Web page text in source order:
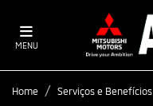
MENU
Home Serviços e Benefícios